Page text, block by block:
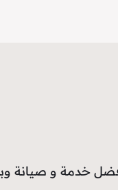
خدمة و صيانة